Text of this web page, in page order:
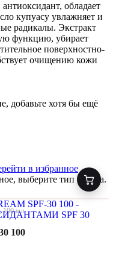
обладает
купуасу увлажняет и
радикалы. Экстракт
функцию, убирает
поверхностно-
очищению кожи
добавьте хотя бы ещё
в избранное
выберите тип товара.
100 мл
100